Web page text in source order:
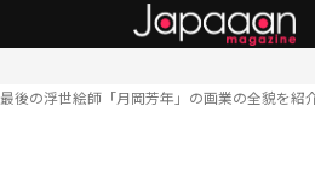
最後の浮世絵師「月岡芳年」の画業の全貌を